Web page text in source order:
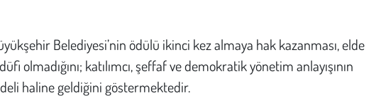
Belediyesi’nin ödülü ikinci kez almaya hak kazanması, elde
olmadığını; katılımcı, şeffaf ve demokratik yönetim anlayışının
haline geldiğini göstermektedir.